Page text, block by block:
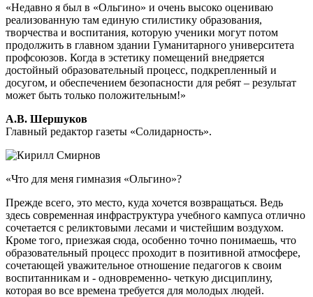
«Недавно я был в «Ольгино» и очень высоко оцениваю
реализованную там единую стилистику образования,
творчества и воспитания, которую ученики могут потом
продолжить в главном здании Гуманитарного университета
профсоюзов. Когда в эстетику помещений внедряется
достойный образовательный процесс, подкрепленный и
досугом, и обеспечением безопасности для ребят – результат
может быть только положительным!»
А.В. Шершуков
Главный редактор газеты «Солидарность».
«Что для меня гимназия «Ольгино»?
Прежде всего, это место, куда хочется возвращаться. Ведь
здесь современная инфраструктура учебного кампуса отлично
сочетается с реликтовыми лесами и чистейшим воздухом.
Кроме того, приезжая сюда, особенно точно понимаешь, что
образовательный процесс проходит в позитивной атмосфере,
сочетающей уважительное отношение педагогов к своим
воспитанникам и - одновременно- четкую дисциплину,
которая во все времена требуется для молодых людей.